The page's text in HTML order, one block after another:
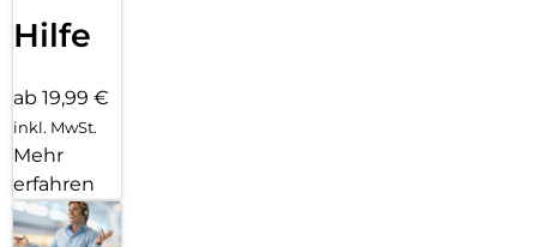
Hilfe
ab 19,99 €
inkl. MwSt.
Mehr
erfahren